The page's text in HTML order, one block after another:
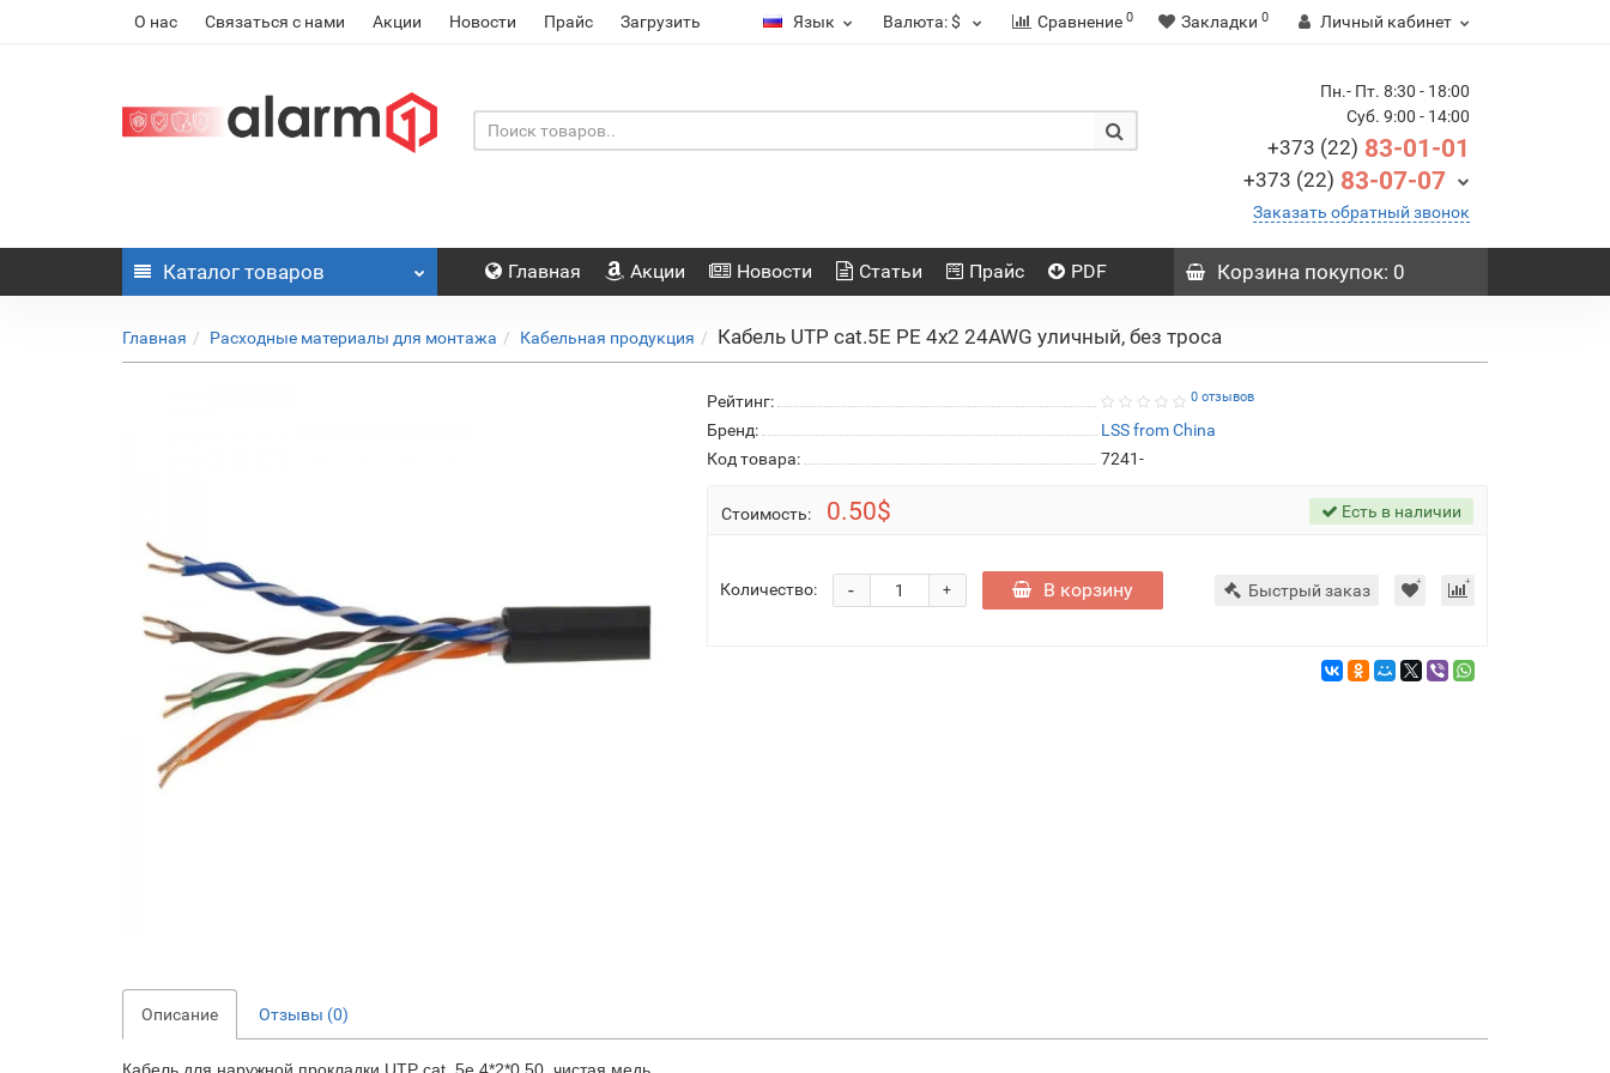
О нас Связаться с нами Акции Новости Прайс Загрузить Язык Валюта:$ Сравнение 0 Закладки 0 Личный кабинет
Пн.- Пт. 8:30 - 18:00
Суб. 9:00 - 14:00
+373 (22) 83-01-01
+373 (22) 83-07-07
Заказать обратный звонок
Каталог товаров Главная Акции Новости Статьи Прайс PDF Корзинапокупок: 0
Главная Расходные материалы для монтажа Кабельная продукция Кабель UTP cat.5E PE 4x2 24AWG уличный, без троса
Рейтинг: 0 отзывов
Бренд:
LSS from China
Код товара:
7241-
Стоимость: 0.50$ Есть в наличии
Количество: +
- В корзину Быстрый заказ
Описание Отзывы (0)
Кабель для наружной прокладки UTP cat. 5e 4*2*0.50, чистая медь